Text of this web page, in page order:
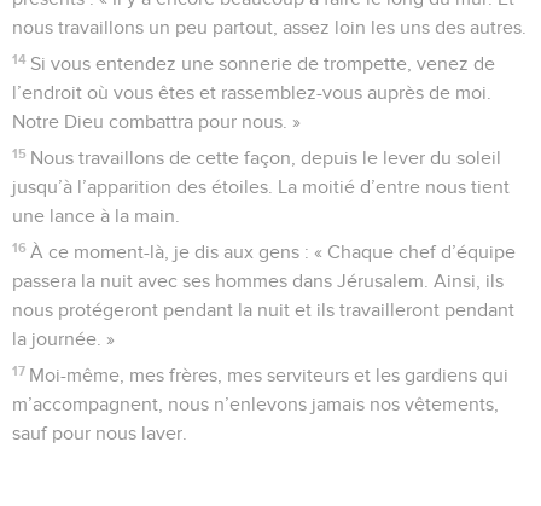
nous travaillons un peu partout, assez loin les uns des autres.
14 Si vous entendez une sonnerie de trompette, venez de
l’endroit où vous êtes et rassemblez-vous auprès de moi.
Notre Dieu combattra pour nous. »
15 Nous travaillons de cette façon, depuis le lever du soleil
jusqu’à l’apparition des étoiles. La moitié d’entre nous tient
une lance à la main.
16 À ce moment-là, je dis aux gens : « Chaque chef d’équipe
passera la nuit avec ses hommes dans Jérusalem. Ainsi, ils
nous protégeront pendant la nuit et ils travailleront pendant
la journée. »
17 Moi-même, mes frères, mes serviteurs et les gardiens qui
m’accompagnent, nous n’enlevons jamais nos vêtements,
sauf pour nous laver.